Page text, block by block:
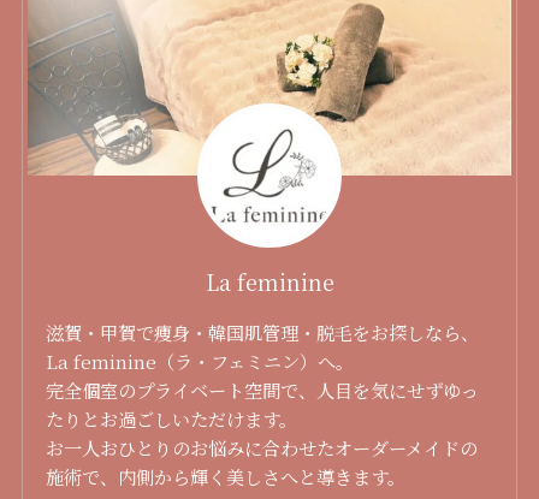
La feminine
滋賀・甲賀で痩身・韓国肌管理・脱毛をお探しなら、
La feminine（ラ・フェミニン）へ。
完全個室のプライベート空間で、人目を気にせずゆっ
たりとお過ごしいただけます。
お一人おひとりのお悩みに合わせたオーダーメイドの
施術で、内側から輝く美しさへと導きます。